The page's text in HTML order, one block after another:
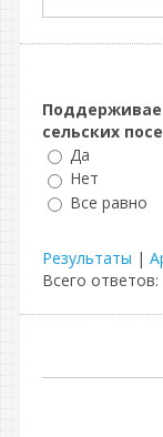
сельских
Да
Нет
Все равно
Результаты |
Всего ответов: